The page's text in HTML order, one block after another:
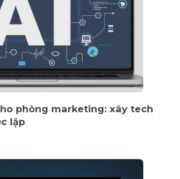
phòng marketing: xây tech
lặp